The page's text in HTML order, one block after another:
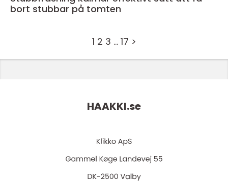
bort stubbar på tomten
1 2 3 … 17 >
HAAKKI.se